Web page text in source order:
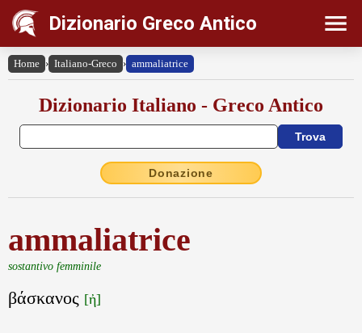
Dizionario Greco Antico
Home › Italiano-Greco › ammaliatrice
Dizionario Italiano - Greco Antico
Donazione
ammaliatrice
sostantivo femminile
βάσκανος [ἠ]